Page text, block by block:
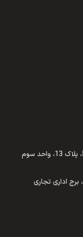
تهران: یوسف‌آباد، خیابان جهان آرا کوچه 52، پلاک 13، واحد سوم
مشهد: احمدآباد خیابان راهنمایی بین 7-19، برج اداری تجاری